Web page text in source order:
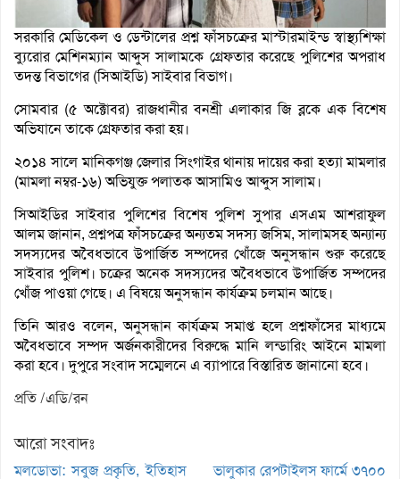
সরকারি মেডিকেল ও ডেন্টালের প্রশ্ন ফাঁসচক্রের মাস্টারমাইন্ড স্বাস্থ্যশিক্ষা
ব্যুরোর মেশিনম্যান আব্দুস সালামকে গ্রেফতার করেছে পুলিশের অপরাধ
তদন্ত বিভাগের (সিআইডি) সাইবার বিভাগ।
সোমবার (৫ অক্টোবর) রাজধানীর বনশ্রী এলাকার জি ব্লকে এক বিশেষ
অভিযানে তাকে গ্রেফতার করা হয়।
২০১৪ সালে মানিকগঞ্জ জেলার সিংগাইর থানায় দায়ের করা হত্যা মামলার
(মামলা নম্বর-১৬) অভিযুক্ত পলাতক আসামিও আব্দুস সালাম।
সিআইডির সাইবার পুলিশের বিশেষ পুলিশ সুপার এসএম আশরাফুল
আলম জানান, প্রশ্নপত্র ফাঁসচক্রের অন্যতম সদস্য জসিম, সালামসহ অন্যান্য
সদস্যদের অবৈধভাবে উপার্জিত সম্পদের খোঁজে অনুসন্ধান শুরু করেছে
সাইবার পুলিশ। চক্রের অনেক সদস্যদের অবৈধভাবে উপার্জিত সম্পদের
খোঁজ পাওয়া গেছে। এ বিষয়ে অনুসন্ধান কার্যক্রম চলমান আছে।
তিনি আরও বলেন, অনুসন্ধান কার্যক্রম সমাপ্ত হলে প্রশ্নফাঁসের মাধ্যমে
অবৈধভাবে সম্পদ অর্জনকারীদের বিরুদ্ধে মানি লন্ডারিং আইনে মামলা
করা হবে। দুপুরে সংবাদ সম্মেলনে এ ব্যাপারে বিস্তারিত জানানো হবে।
প্রতি /এডি/রন
আরো সংবাদঃ
মলডোভা: সবুজ প্রকৃতি, ইতিহাস
ভালুকার রেপটাইলস ফার্মে ৩৭০০